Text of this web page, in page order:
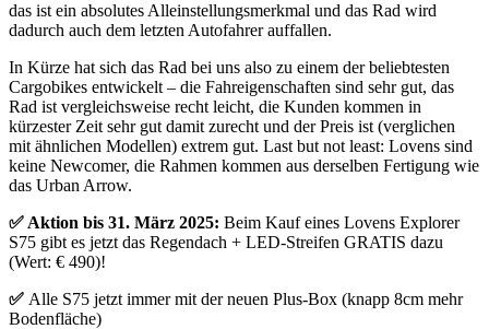
das ist ein absolutes Alleinstellungsmerkmal und das Rad wird
dadurch auch dem letzten Autofahrer auffallen.
In Kürze hat sich das Rad bei uns also zu einem der beliebtesten
Cargobikes entwickelt – die Fahreigenschaften sind sehr gut, das
Rad ist vergleichsweise recht leicht, die Kunden kommen in
kürzester Zeit sehr gut damit zurecht und der Preis ist (verglichen
mit ähnlichen Modellen) extrem gut. Last but not least: Lovens sind
keine Newcomer, die Rahmen kommen aus derselben Fertigung wie
das Urban Arrow.
✅ Aktion bis 31. März 2025: Beim Kauf eines Lovens Explorer
S75 gibt es jetzt das Regendach + LED-Streifen GRATIS dazu
(Wert: € 490)!
✅ Alle S75 jetzt immer mit der neuen Plus-Box (knapp 8cm mehr
Bodenfläche)